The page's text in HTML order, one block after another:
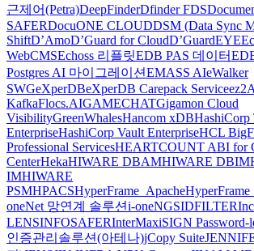
근제어(Petra)DeepFinderDfinder FDS
SAFERDocuONE CLOUDDSM (Data Sync
ShiftD’AmoD’Guard for CloudD’GuardEYE
WebCMSEchoss 리플릿EDB PAS 데이터
Postgres AI 마이그레이션EMASS AIeWalker
SWGeXperDBeXperDB Carepack Service
KafkaFlocs.AIGAMECHATGigamon Cloud
VisibilityGreenWhalesHancom xDBHashiCorp
EnterpriseHashiCorp Vault EnterpriseHCL
Professional ServicesHEARTCOUNT ABI for
CenterHekaHIWARE DBAMHIWARE DBIM
IMHIWARE
PSMHPACSHyperFrame_Apache
oneNet 망연계 솔루션i-oneNGSIDFILTER
LENSINFOSAFERInterMaxiSIGN Password-
인증관리솔루션(아테나)jCopy Suite